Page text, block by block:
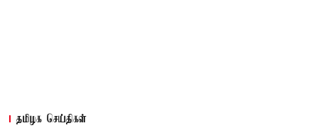
தமிழக செய்திகள்